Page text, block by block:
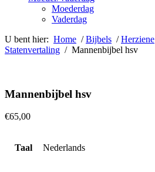
Moederdag
Vaderdag
U bent hier: Home /Bijbels /Herziene
Statenvertaling / Mannenbijbel hsv
Mannenbijbel hsv
€65,00
Taal Nederlands